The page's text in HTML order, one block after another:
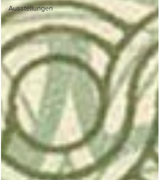
Ausstellungen